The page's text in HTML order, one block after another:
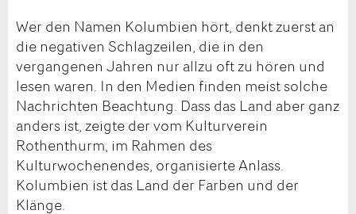
Wer den Namen Kolumbien hört, denkt zuerst an
die negativen Schlagzeilen, die in den
vergangenen Jahren nur allzu oft zu hören und
lesen waren. In den Medien finden meist solche
Nachrichten Beachtung. Dass das Land aber ganz
anders ist, zeigte der vom Kulturverein
Rothenthurm, im Rahmen des
Kulturwochenendes, organisierte Anlass.
Kolumbien ist das Land der Farben und der
Klänge.